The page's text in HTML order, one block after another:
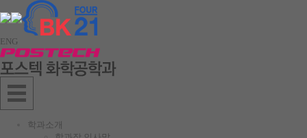
ENG
학과소개